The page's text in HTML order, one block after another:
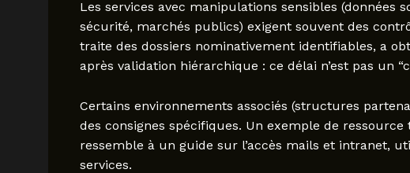
Les services avec manipulations sensibles (données
sécurité, marchés publics) exigent souvent des
traite des dossiers nominativement identifiables, a
après validation hiérarchique : ce délai n’est pas un
Certains environnements associés (structures
des consignes spécifiques. Un exemple de
ressemble à un guide sur l’accès mails et intranet,
services.